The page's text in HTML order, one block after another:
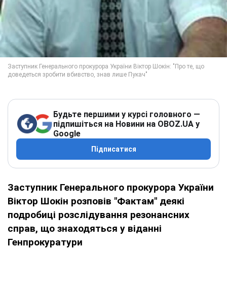
Будьте першими у курсі головного —
підпишіться на Новини на OBOZ.UA у
Google
Підписатися
Заступник Генерального прокурора України
Віктор Шокін розповів "Фактам" деякі
подробиці розслідування резонансних
справ, що знаходяться у віданні
Генпрокуратури